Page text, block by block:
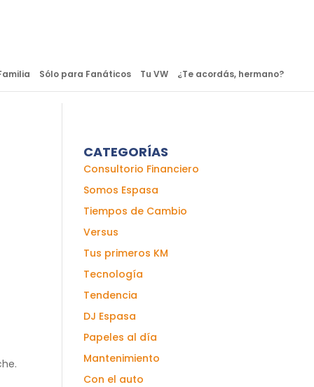
Sólo para Fanáticos Tu VW ¿Te acordás, hermano?
CATEGORÍAS
Consultorio Financiero
Somos Espasa
Tiempos de Cambio
Versus
Tus primeros KM
Tecnología
Tendencia
DJ Espasa
Papeles al día
Mantenimiento
Con el auto